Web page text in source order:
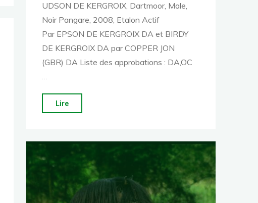
UDSON DE KERGROIX, Dartmoor, Male,
Noir Pangare, 2008, Etalon Actif
Par EPSON DE KERGROIX DA et BIRDY
DE KERGROIX DA par COPPER JON
(GBR) DA Liste des approbations : DA,OC
…
Lire
(44)"